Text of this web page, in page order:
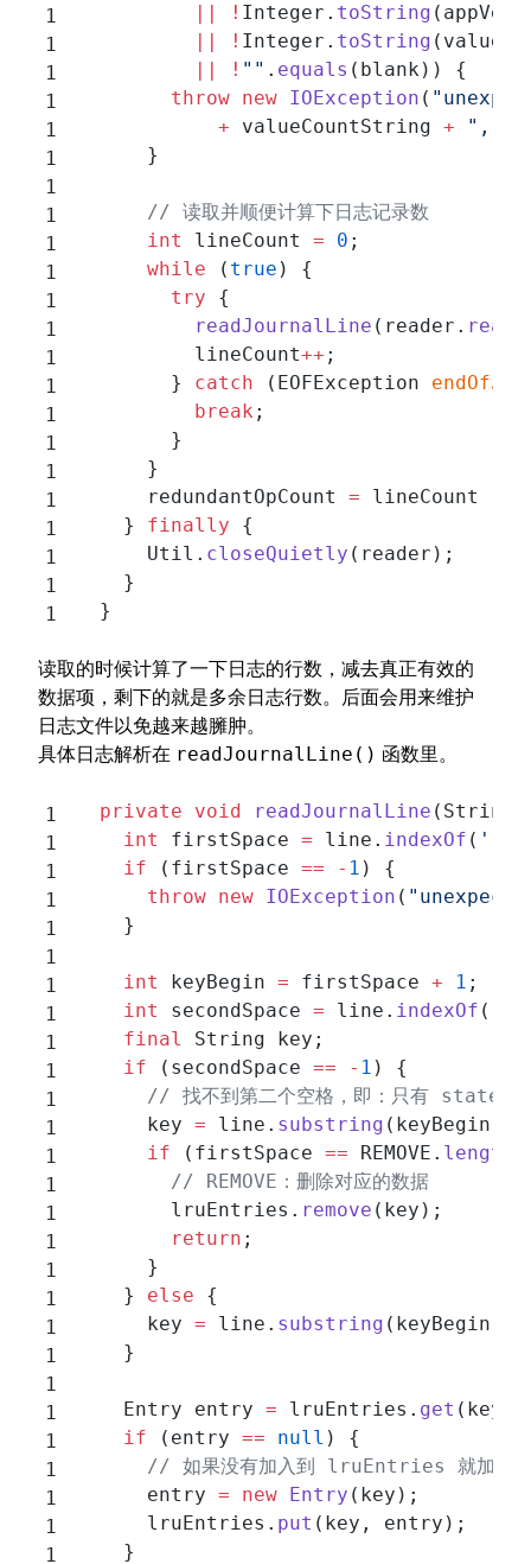
! Integer. toString
! Integer. toString
! "" . equals (blank)) {
        throw
new IOException (
            +
valueCountString + ", "
      }
      // 读取并顺便计算下日志记录数
      int
lineCount = 0 ;
      while
( true ) {
        try
{
          readJournalLine
(reader.
          lineCount
++ ;
        }
catch (EOFException
          break
;
        }
      }
      redundantOpCount
= lineCount
    }
finally {
      Util.
closeQuietly (reader);
    }
  }
读取的时候计算了一下日志的行数，减去真正有效的
数据项，剩下的就是多余日志行数。后面会用来维护
日志文件以免越来越臃肿。
具体日志解析在 readJournalLine() 函数里。
  private
void readJournalLine (String
    int
firstSpace = line. indexOf ( ' '
    if
(firstSpace == - 1 ) {
      throw
new IOException (
    }
    int
keyBegin = firstSpace + 1 ;
    int
secondSpace = line. indexOf (
    final
String key;
    if
(secondSpace == - 1 ) {
// 找不到第二个空格，即：只有 state
      key
= line. substring (keyBegin);
      if
(firstSpace == REMOVE. length
        // REMOVE：删除对应的数据
        lruEntries.
remove (key);
        return
;
      }
    }
else {
      key
= line. substring (keyBegin,
    }
    Entry entry
= lruEntries. get (key);
    if
(entry == null ) {
// 如果没有加入到 lruEntries 就加进
      entry
= new Entry (key);
      lruEntries.
put (key, entry);
    }